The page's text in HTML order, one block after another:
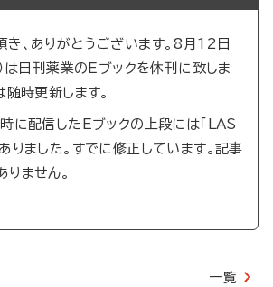
、ありがとうございます。8月12日
は日刊薬業のEブックを休刊に致しま
随時更新します。
配信したEブックの上段には「LAS
りました。すでに修正しています。記事
ません。
一覧